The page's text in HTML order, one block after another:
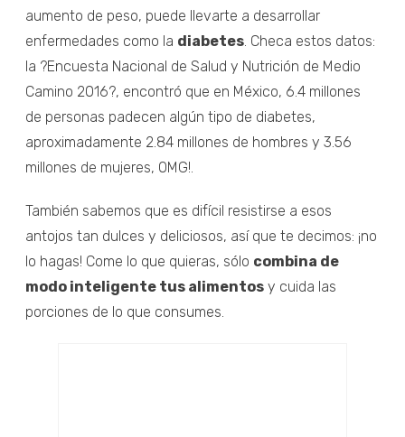
aumento de peso, puede llevarte a desarrollar
enfermedades como la diabetes . Checa estos datos:
la ?Encuesta Nacional de Salud y Nutrición de Medio
Camino 2016?, encontró que en México, 6.4 millones
de personas padecen algún tipo de diabetes,
aproximadamente 2.84 millones de hombres y 3.56
millones de mujeres, OMG!.
También sabemos que es difícil resistirse a esos
antojos tan dulces y deliciosos, así que te decimos: ¡no
lo hagas! Come lo que quieras, sólo combina de
modo inteligente tus alimentos y cuida las
porciones de lo que consumes.